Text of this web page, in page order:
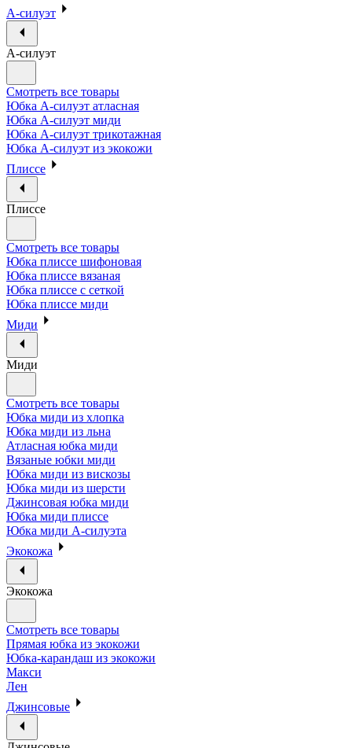
А-силуэт
А-силуэт
Смотреть все товары
Юбка А-силуэт атласная
Юбка А-силуэт миди
Юбка А-силуэт трикотажная
Юбка А-силуэт из экокожи
Плиссе
Плиссе
Смотреть все товары
Юбка плиссе шифоновая
Юбка плиссе вязаная
Юбка плиссе с сеткой
Юбка плиссе миди
Миди
Миди
Смотреть все товары
Юбка миди из хлопка
Юбка миди из льна
Атласная юбка миди
Вязаные юбки миди
Юбка миди из вискозы
Юбка миди из шерсти
Джинсовая юбка миди
Юбка миди плиссе
Юбка миди А-силуэта
Экокожа
Экокожа
Смотреть все товары
Прямая юбка из экокожи
Юбка-карандаш из экокожи
Макси
Лен
Джинсовые